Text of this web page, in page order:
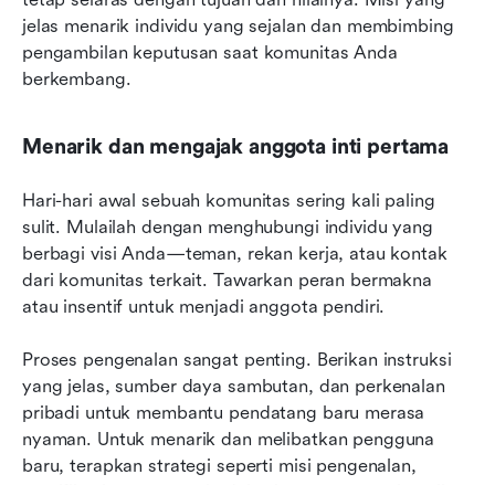
jelas menarik individu yang sejalan dan membimbing
pengambilan keputusan saat komunitas Anda
berkembang.
Menarik dan mengajak anggota inti pertama
Hari-hari awal sebuah komunitas sering kali paling
sulit. Mulailah dengan menghubungi individu yang
berbagi visi Anda—teman, rekan kerja, atau kontak
dari komunitas terkait. Tawarkan peran bermakna
atau insentif untuk menjadi anggota pendiri.
Proses pengenalan sangat penting. Berikan instruksi
yang jelas, sumber daya sambutan, dan perkenalan
pribadi untuk membantu pendatang baru merasa
nyaman. Untuk menarik dan melibatkan pengguna
baru, terapkan strategi seperti misi pengenalan,